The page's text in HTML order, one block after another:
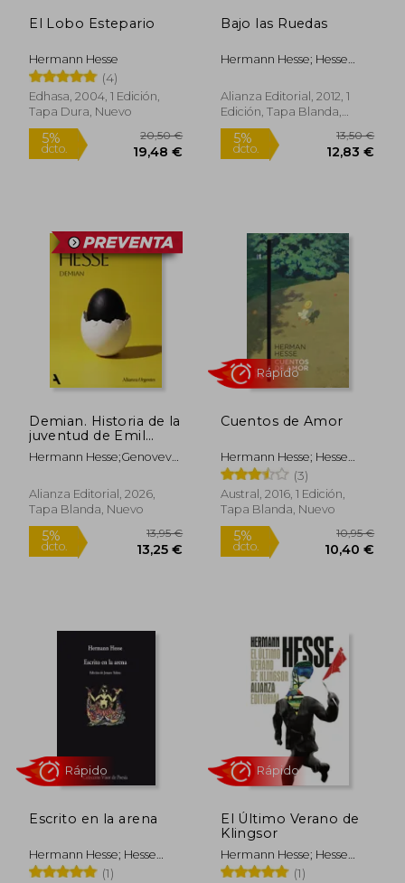
El Lobo Estepario
Hermann Hesse
(4)
Edhasa, 2004, 1 Edición,
Tapa Dura, Nuevo
19,48 €
Rápido
Bajo las Ruedas
Hermann Hesse; Hesse
Alianza Editorial, 2012, 1
Edición, Tapa Blanda,
Nuevo
Demian. Historia de la
juventud de Emil
Sinclair
Hermann Hesse;Genoveva
Alianza Editorial, 2026,
Tapa Blanda, Nuevo
Cuentos de Amor
Hermann Hesse; Hesse
Hermann
(3)
Austral, 2016, 1 Edición,
Tapa Blanda, Nuevo
Rápido
Escrito en la arena
Hermann Hesse; Hesse
Hermann
(1)
El Último Verano de
Klingsor
Hermann Hesse; Hesse
Hermann
(1)